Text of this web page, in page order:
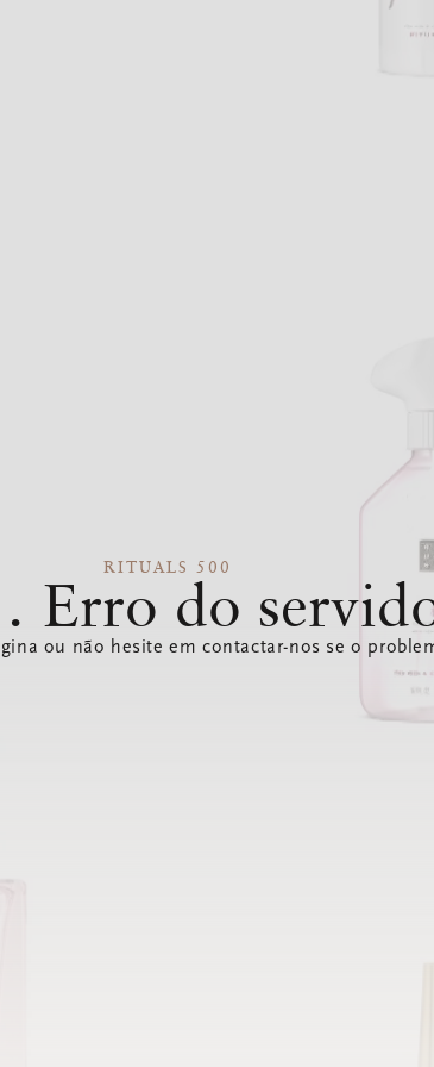
RITUALS 500
Erro do
ou não hesite em contactar-nos se o